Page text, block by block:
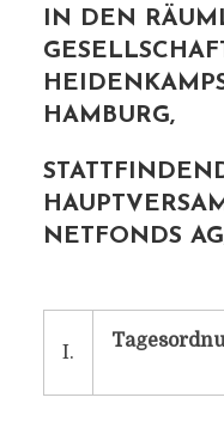
IN DEN
HAMBURG,
NETFONDS
I.